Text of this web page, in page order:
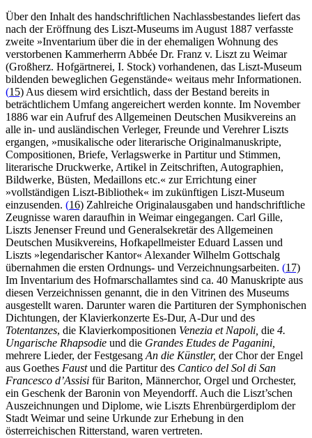
Über den Inhalt des handschriftlichen Nachlassbestandes liefert das
nach der Eröffnung des Liszt-Museums im August 1887 verfasste
zweite »Inventarium über die in der ehemaligen Wohnung des
verstorbenen Kammerherrn Abbée Dr. Franz v. Liszt zu Weimar
(Großherz. Hofgärtnerei, I. Stock) vorhandenen, das Liszt-Museum
bildenden beweglichen Gegenstände« weitaus mehr Informationen.
(15)Aus diesem wird ersichtlich, dass der Bestand bereits in
beträchtlichem Umfang angereichert werden konnte. Im November
1886 war ein Aufruf des Allgemeinen Deutschen Musikvereins an
alle in- und ausländischen Verleger, Freunde und Verehrer Liszts
ergangen, »musikalische oder literarische Originalmanuskripte,
Compositionen, Briefe, Verlagswerke in Partitur und Stimmen,
literarische Druckwerke, Artikel in Zeitschriften, Autographien,
Bildwerke, Büsten, Medaillons etc.« zur Errichtung einer
»vollständigen Liszt-Bibliothek« im zukünftigen Liszt-Museum
einzusenden. (16) Zahlreiche Originalausgaben und handschriftliche
Zeugnisse waren daraufhin in Weimar eingegangen. Carl Gille,
Liszts Jenenser Freund und Generalsekretär des Allgemeinen
Deutschen Musikvereins, Hofkapellmeister Eduard Lassen und
Liszts »legendarischer Kantor« Alexander Wilhelm Gottschalg
übernahmen die ersten Ordnungs- und Verzeichnungsarbeiten. (17)
Im Inventarium des Hofmarschallamtes sind ca. 40 Manuskripte aus
diesen Verzeichnissen genannt, die in den Vitrinen des Museums
ausgestellt waren. Darunter waren die Partituren der Symphonischen
Dichtungen, der Klavierkonzerte Es-Dur, A-Dur und des
Totentanzes, die Klavierkompositionen Venezia et Napoli, die 4.
Ungarische Rhapsodie und die Grandes Etudes de Paganini,
mehrere Lieder, der FestgesangAn die Künstler, der Chor der Engel
aus Goethes Faustund die Partitur des Cantico del Sol di San
Francesco d’Assisi für Bariton, Männerchor, Orgel und Orchester,
ein Geschenk der Baronin von Meyendorff. Auch die Liszt’schen
Auszeichnungen und Diplome, wie Liszts Ehrenbürgerdiplom der
Stadt Weimar und seine Urkunde zur Erhebung in den
österreichischen Ritterstand, waren vertreten.